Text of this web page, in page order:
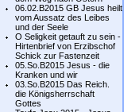
06.02.B2015 GB Jesus heilt
vom Aussatz des Leibes
und der Seele
O Seligkeit getauft zu sein -
Hirtenbrief von Erzibschof
Schick zur Fastenzeit
05.So.B2015 Jesus - die
Kranken und wir
03.So.B2015 Das Reich.
die Königsherrschaft
Gottes